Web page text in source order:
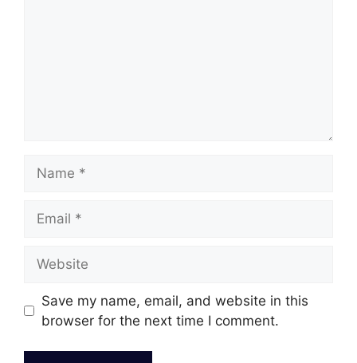
Save my name, email, and website in this
browser for the next time I comment.